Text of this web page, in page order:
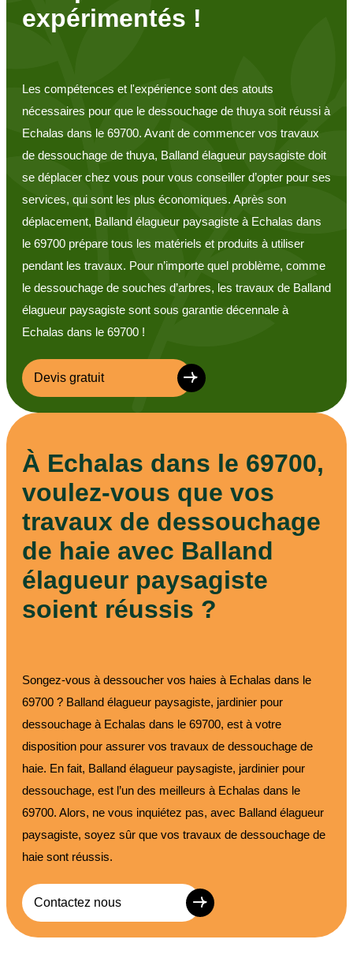
expérimentés !
Les compétences et l'expérience sont des atouts
nécessaires pour que le dessouchage de thuya soit réussi à
Echalas dans le 69700. Avant de commencer vos travaux
de dessouchage de thuya, Balland élagueur paysagiste doit
se déplacer chez vous pour vous conseiller d’opter pour ses
services, qui sont les plus économiques. Après son
déplacement, Balland élagueur paysagiste à Echalas dans
le 69700 prépare tous les matériels et produits à utiliser
pendant les travaux. Pour n’importe quel problème, comme
le dessouchage de souches d’arbres, les travaux de Balland
élagueur paysagiste sont sous garantie décennale à
Echalas dans le 69700 !
Devis gratuit
À Echalas dans le 69700,
voulez-vous que vos
travaux de dessouchage
de haie avec Balland
élagueur paysagiste
soient réussis ?
Songez-vous à dessoucher vos haies à Echalas dans le
69700 ? Balland élagueur paysagiste, jardinier pour
dessouchage à Echalas dans le 69700, est à votre
disposition pour assurer vos travaux de dessouchage de
haie. En fait, Balland élagueur paysagiste, jardinier pour
dessouchage, est l’un des meilleurs à Echalas dans le
69700. Alors, ne vous inquiétez pas, avec Balland élagueur
paysagiste, soyez sûr que vos travaux de dessouchage de
haie sont réussis.
Contactez nous